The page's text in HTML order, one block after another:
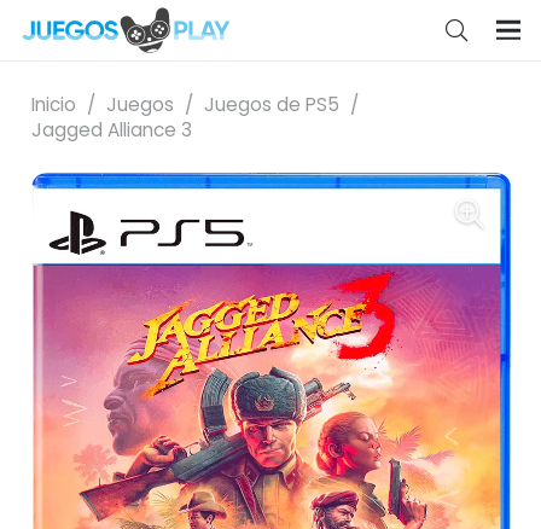
Inicio / Juegos / Juegos de PS5 /
Jagged Alliance 3